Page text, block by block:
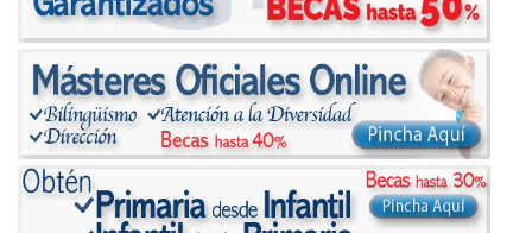
tratamiento. Derecho a presentar una reclamación ante la
Autoridad de control (agpd.es) si considera que el
tratamiento no se ajusta a la normativa vigente. Datos de
contacto para ejercer sus derechos: MELC, S.A.. Glorieta de
Cuatro Caminos, 6-8 8º Izquierda - MADRID. Contacto del
Delegado de Protección de Datos: datos@magister.com
Soy consciente de que puedo cancelar la suscripción
haciendo clic eneste enlace